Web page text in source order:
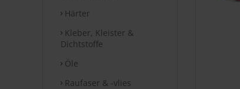
Härter
Kleber, Kleister &
Dichtstoffe
Öle
Raufaser & -vlies